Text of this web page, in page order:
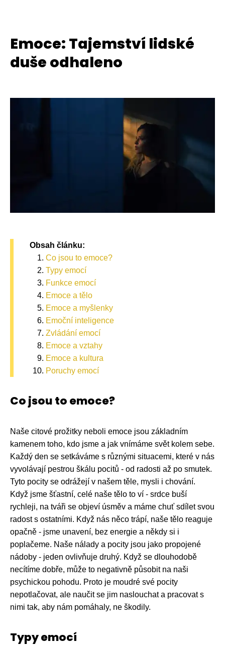
Emoce: Tajemství lidské
duše odhaleno
Obsah článku:
Co jsou to emoce?
Typy emocí
Funkce emocí
Emoce a tělo
Emoce a myšlenky
Emoční inteligence
Zvládání emocí
Emoce a vztahy
Emoce a kultura
Poruchy emocí
Co jsou to emoce?
Naše citové prožitky neboli emoce jsou základním
kamenem toho, kdo jsme a jak vnímáme svět kolem sebe.
Každý den se setkáváme s různými situacemi, které v nás
vyvolávají pestrou škálu pocitů - od radosti až po smutek.
Tyto pocity se odrážejí v našem těle, mysli i chování.
Když jsme šťastní, celé naše tělo to ví - srdce buší
rychleji, na tváři se objeví úsměv a máme chuť sdílet svou
radost s ostatními. Když nás něco trápí, naše tělo reaguje
opačně - jsme unavení, bez energie a někdy si i
poplačeme. Naše nálady a pocity jsou jako propojené
nádoby - jeden ovlivňuje druhý. Když se dlouhodobě
necítíme dobře, může to negativně působit na naši
psychickou pohodu. Proto je moudré své pocity
nepotlačovat, ale naučit se jim naslouchat a pracovat s
nimi tak, aby nám pomáhaly, ne škodily.
Typy emocí